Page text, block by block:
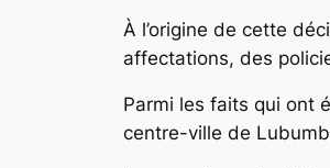
À l’origine de cette
affectations, des
Parmi les faits qui ont
centre-ville de